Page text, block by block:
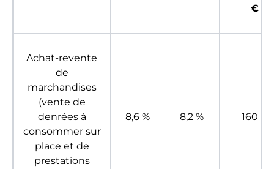
€
Achat-revente
de
marchandises
(vente de
denrées à
consommer sur
place et de
prestations
8,6 % 8,2 % 160 €